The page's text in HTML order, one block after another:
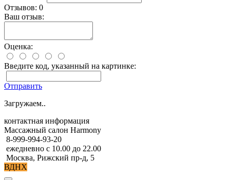
Отзывов: 0
Ваш отзыв:
Оценка:
Введите код, указанный на картинке:
Отправить
Загружаем..
контактная информация
Массажный салон Harmony
8-999-994-93-20
ежедневно с 10.00 до 22.00
Москва, Рижский пр-д, 5
ВДНХ